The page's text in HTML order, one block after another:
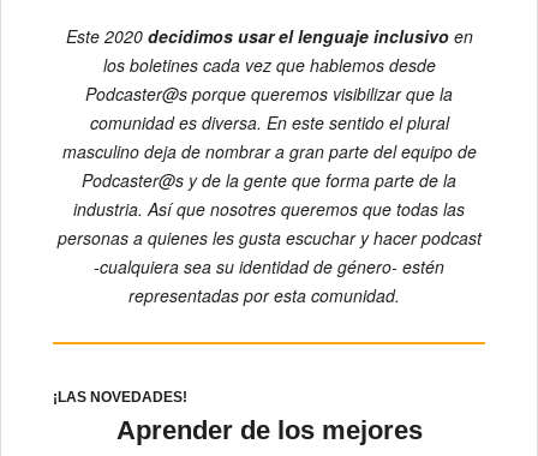
Este 2020 decidimos usar el lenguaje inclusivo en
los boletines cada vez que hablemos desde
Podcaster@s porque queremos visibilizar que la
comunidad es diversa. En este sentido el plural
masculino deja de nombrar a gran parte del equipo de
Podcaster@s y de la gente que forma parte de la
industria. Así que nosotres queremos que todas las
personas a quienes les gusta escuchar y hacer podcast
-cualquiera sea su identidad de género- estén
representadas por esta comunidad.
¡LAS NOVEDADES!
Aprender de los mejores